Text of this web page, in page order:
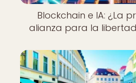
Blockchain e IA: ¿La
alianza para la